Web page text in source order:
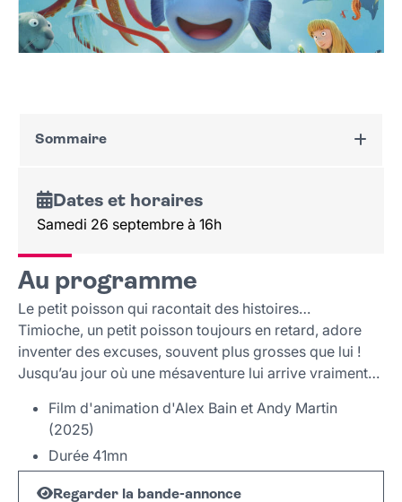
Sommaire
Dates et horaires
Au programme
Tarif et réservation
Public
Lieu et contact
Dates et horaires
Samedi 26 septembre à 16h
Au programme
Le petit poisson qui racontait des histoires…
Timioche, un petit poisson toujours en retard, adore
inventer des excuses, souvent plus grosses que lui !
Jusqu’au jour où une mésaventure lui arrive vraiment…
Film d'animation d'Alex Bain et Andy Martin
(2025)
Durée 41mn
Regarder la bande-annonce